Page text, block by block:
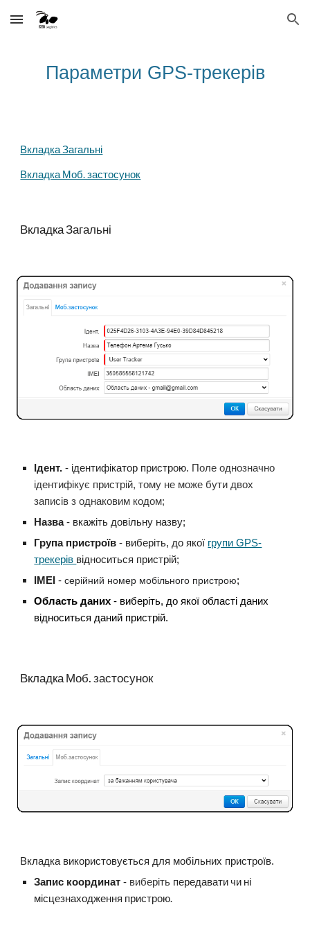
Skip to main content Skip to navigation
Параметри GPS-трекерів
Вкладка Загальні
Вкладка Моб. застосунок
Вкладка Загальні
Ідент. - ідентифікатор пристрою. Поле однозначно
ідентифікує пристрій, тому не може бути двох
записів з однаковим кодом;
Назва- вкажіть довільну назву;
Група пристроїв - виберіть, до якої групи GPS-
трекерів відноситься пристрій;
ІМЕІ-серійний номер мобільного пристрою;
Область даних - виберіть, до якої області даних
відноситься даний пристрій.
Вкладка Моб. застосунок
Вкладка використовується для мобільних пристроїв.
Запис координат - виберіть передавати чи ні
місцезнаходження пристрою.